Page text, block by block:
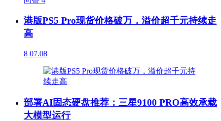
港版PS5 Pro现货价格破万，溢价超千元持续走
高
8 07.08
部署AI固态硬盘推荐：三星9100 PRO高效承载
大模型运行